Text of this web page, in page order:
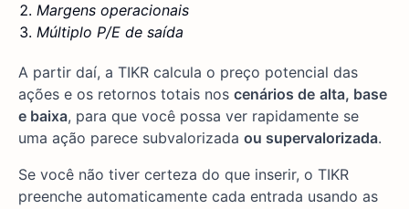
Margens operacionais
Múltiplo P/E de saída
A partir daí, a TIKR calcula o preço potencial das
ações e os retornos totais nos cenários de alta, base
e baixa, para que você possa ver rapidamente se
uma ação parece subvalorizada ou supervalorizada.
Se você não tiver certeza do que inserir, o TIKR
preenche automaticamente cada entrada usando as